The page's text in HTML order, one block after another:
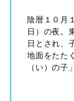
陰暦１０月
日）の夜。
日とされ、
地面をたた
（い）の子